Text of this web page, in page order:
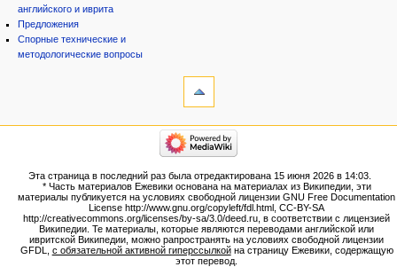
английского и иврита
Предложения
Спорные технические и
методологические вопросы
Версия
для
Постоянная
ссылка
Сведения
категории
Народ
Проекты
Проекты/Участники/
дополнения
Публикации:Авторы
Публикации:Статьи по типу
Темы
Эта страница в последний раз была отредактирована 15 июня 2026 в 14:03.
* Часть материалов Ежевики основана на материалах из Википедии, эти
материалы публикуется на условиях свободной лицензии GNU Free Documentation
License http://www.gnu.org/copyleft/fdl.html, CC-BY-SA
http://creativecommons.org/licenses/by-sa/3.0/deed.ru, в соответствии с лицензией
Википедии. Те материалы, которые являются переводами английской или
ивритской Википедии, можно рапространять на условиях свободной лицензии
GFDL, с обязательной активной гиперссылкойна страницу Ежевики, содержащую
этот перевод.